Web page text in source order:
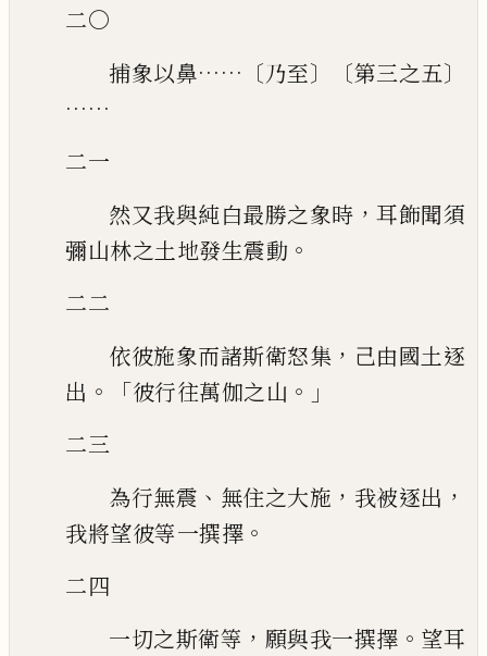
二〇
捕象以鼻……〔乃至〕〔第三之五〕
……
二一
然又我與純白最勝之象時 ， 耳飾聞須
彌山林之土地發生震動 。
二二
依彼施象而諸斯衛怒集 ， 己由國土逐
出 。「彼行往萬伽之山 。」
二三
為行無震 、 無住之大施 ， 我被逐出 ，
我將望彼等一撰擇 。
二四
一切之斯衛等 ， 願與我一撰擇 。 望耳